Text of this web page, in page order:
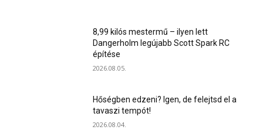
8,99 kilós mestermű – ilyen lett
Dangerholm legújabb Scott Spark RC
építése
2026.08.05.
Hőségben edzeni? Igen, de felejtsd el a
tavaszi tempót!
2026.08.04.